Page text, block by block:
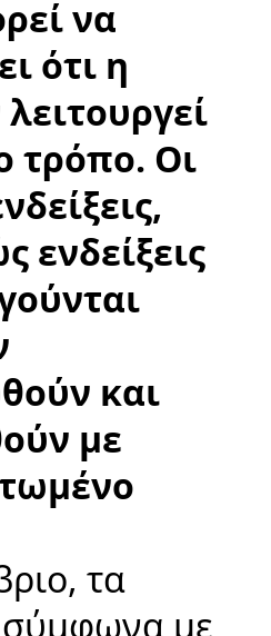
να
ότι η
τρόπο. Οι
ενδείξεις
και
με
τα
με